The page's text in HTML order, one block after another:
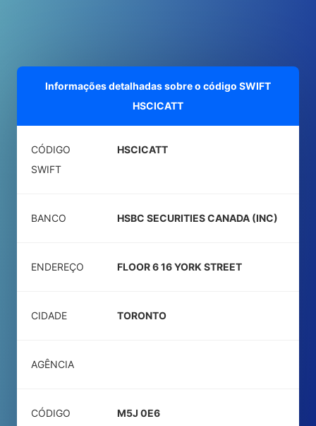
Informações detalhadas sobre o código SWIFT
HSCICATT
CÓDIGO
SWIFT
HSCICATT
BANCO HSBC SECURITIES CANADA (INC)
ENDEREÇO FLOOR 6 16 YORK STREET
CIDADE TORONTO
AGÊNCIA
CÓDIGO
M5J 0E6